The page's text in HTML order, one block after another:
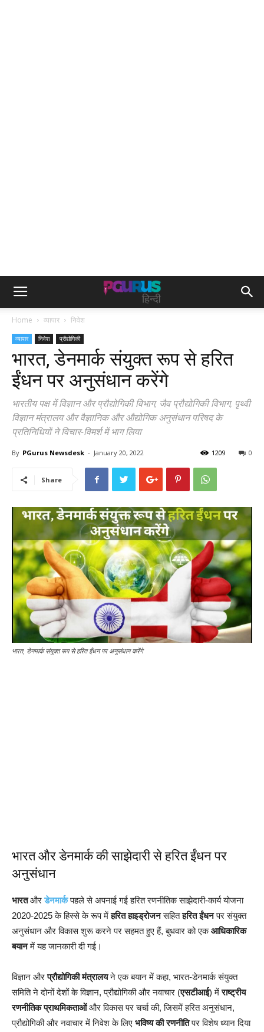
Home व्यापार निवेश
व्यापार निवेश प्रौद्योगिकी
भारत, डेनमार्क संयुक्त रूप से हरित
ईंधन पर अनुसंधान करेंगे
भारतीय पक्ष में विज्ञान और प्रौद्योगिकी विभाग, जैव प्रौद्योगिकी विभाग, पृथ्वी
विज्ञान मंत्रालय और वैज्ञानिक और औद्योगिक अनुसंधान परिषद के
प्रतिनिधियों ने विचार-विमर्श में भाग लिया
By PGurus Newsdesk - January 20, 2022 0
1209
Share
भारत, डेनमार्क संयुक्त रूप से हरित ईंधन पर अनुसंधान करेंगे
भारत और डेनमार्क की साझेदारी से हरित ईंधन पर
अनुसंधान
भारतऔरडेनमार्कपहले से अपनाई गई हरित रणनीतिक साझेदारी-कार्य योजना
2020-2025 के हिस्से के रूप मेंहरित हाइड्रोजनसहितहरित ईंधनपर संयुक्त
अनुसंधान और विकास शुरू करने पर सहमत हुए हैं, बुधवार को एकआधिकारिक
बयानमें यह जानकारी दी गई।
विज्ञान औरप्रौद्योगिकी मंत्रालयने एक बयान में कहा, भारत-डेनमार्क संयुक्त
समिति ने दोनों देशों के विज्ञान, प्रौद्योगिकी और नवाचार (एसटीआई) मेंराष्ट्रीय
रणनीतिक प्राथमिकताओंऔर विकास पर चर्चा की, जिसमें हरित अनुसंधान,
प्रौद्योगिकी और नवाचार में निवेश के लिए भविष्य की रणनीतिपर विशेष ध्यान दिया